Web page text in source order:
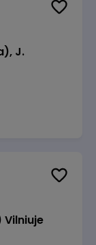
J.